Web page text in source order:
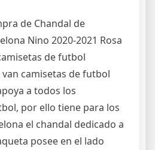
de Chandal de
Nino 2020-2021 Rosa
de futbol
camisetas de futbol
a todos los
por ello tiene para los
el chandal dedicado a
posee en el lado